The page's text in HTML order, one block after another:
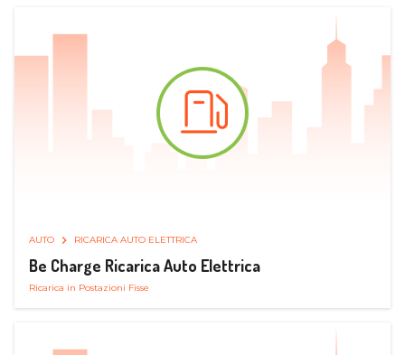
AUTO RICARICA AUTO ELETTRICA
Be Charge Ricarica Auto Elettrica
Ricarica in Postazioni Fisse